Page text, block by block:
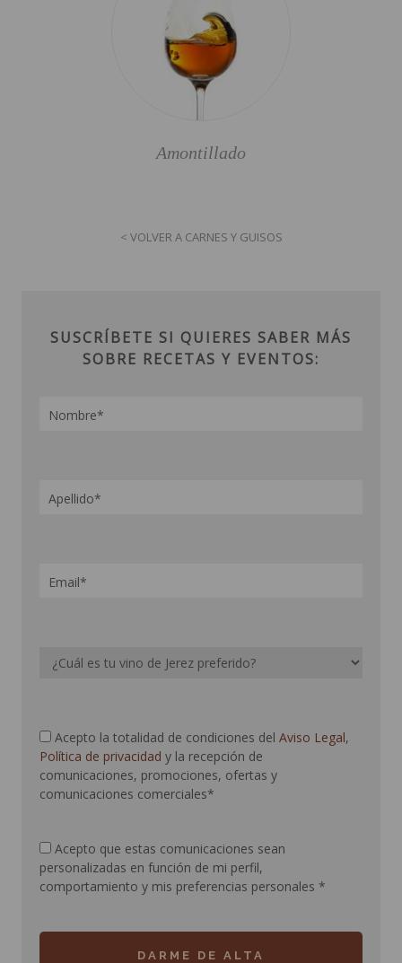
Amontillado
< VOLVER A CARNES Y GUISOS
SUSCRÍBETE SI QUIERES SABER MÁS
SOBRE RECETAS Y EVENTOS:
Acepto la totalidad de condiciones del Aviso Legal,
Política de privacidad y la recepción de
comunicaciones, promociones, ofertas y
comunicaciones comerciales*
Acepto que estas comunicaciones sean
personalizadas en función de mi perfil,
comportamiento y mis preferencias personales *
DARME DE ALTA